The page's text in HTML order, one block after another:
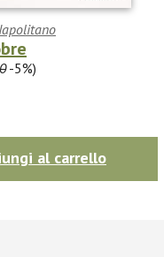
-5%)
al carrello